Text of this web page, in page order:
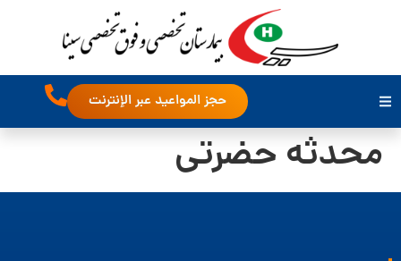
حجز المواعيد عبر الإنترنت
محدثه حضرتی